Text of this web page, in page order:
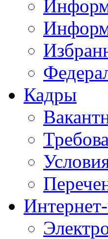
Кадры